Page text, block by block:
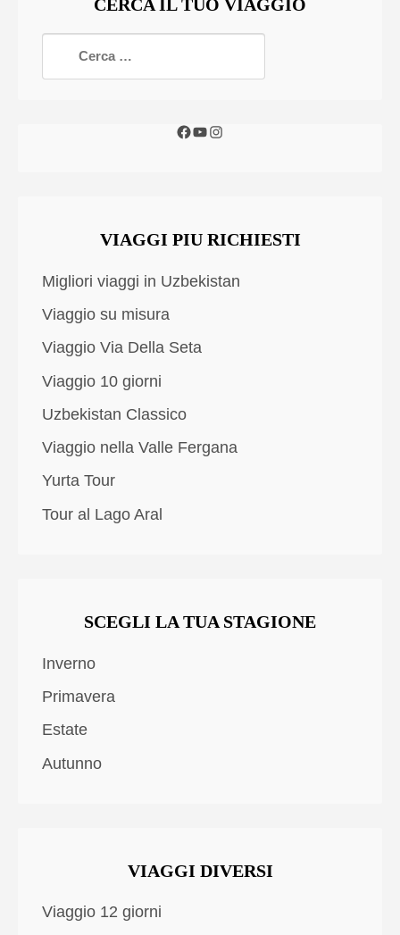
CERCA IL TUO VIAGGIO
VIAGGI PIU RICHIESTI
Migliori viaggi in Uzbekistan
Viaggio su misura
Viaggio Via Della Seta
Viaggio 10 giorni
Uzbekistan Classico
Viaggio nella Valle Fergana
Yurta Tour
Tour al Lago Aral
SCEGLI LA TUA STAGIONE
Inverno
Primavera
Estate
Autunno
VIAGGI DIVERSI
Viaggio 12 giorni